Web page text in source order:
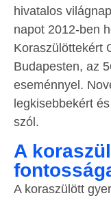
hivatalos
napot 2012-ben
Koraszülöttekért
Budapesten, az
eseménnyel.
legkisebbekért
szól.
A
A koraszülött